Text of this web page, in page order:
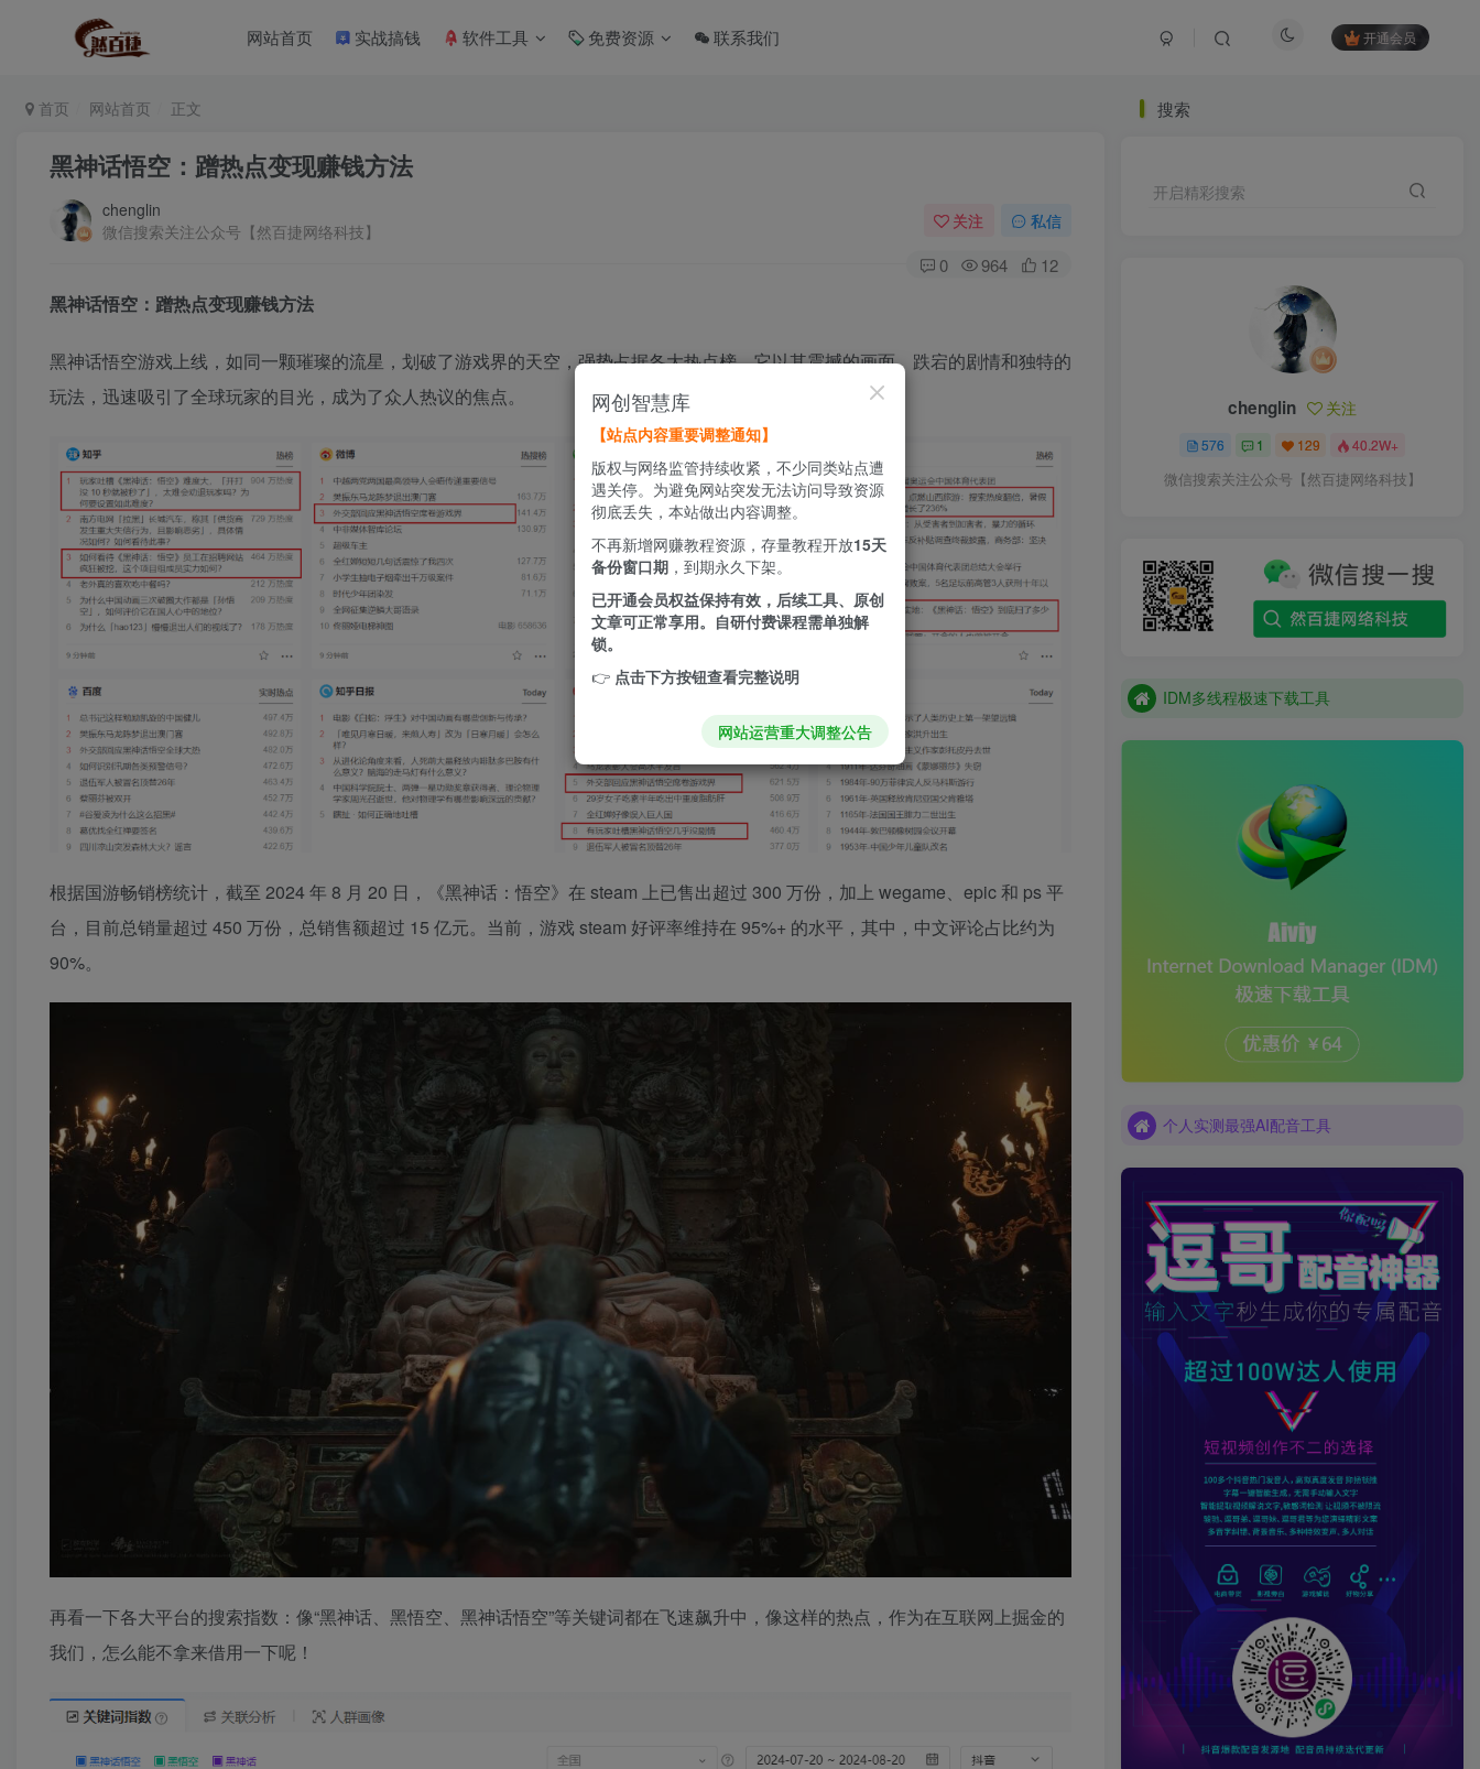
网站首页 实战搞钱 软件工具 免费资源 联系我们 开通会员
首页 网站首页 正文
黑神话悟空：蹭热点变现赚钱方法
chenglin
微信搜索关注公众号【然百捷网络科技】
关注 私信
0 964 12
黑神话悟空：蹭热点变现赚钱方法
黑神话悟空游戏上线，如同一颗璀璨的流星，划破了游戏界的天空，强势占据各大热点榜。它以其震撼的画面、跌宕的剧情和独特的
玩法，迅速吸引了全球玩家的目光，成为了众人热议的焦点。
根据国游畅销榜统计，截至 2024 年 8 月 20 日，《黑神话：悟空》在 steam 上已售出超过 300 万份，加上 wegame、epic 和 ps 平
台，目前总销量超过 450 万份，总销售额超过 15 亿元。当前，游戏 steam 好评率维持在 95%+ 的水平，其中，中文评论占比约为
90%。
再看一下各大平台的搜索指数：像“黑神话、黑悟空、黑神话悟空”等关键词都在飞速飙升中，像这样的热点，作为在互联网上掘金的
我们，怎么能不拿来借用一下呢！
搜索
开启精彩搜索
chenglin 关注
576 1 129 40.2W+
微信搜索关注公众号【然百捷网络科技】
IDM多线程极速下载工具
IDM多线程极速下载工具
个人实测最强AI配音工具
个人实测最强AI配音工具
个人实测最强AI配音工具
腾讯云服务器折扣爆款优惠产品抢先购
网创智慧库
【站点内容重要调整通知】
版权与网络监管持续收紧，不少同类站点遭
遇关停。为避免网站突发无法访问导致资源
彻底丢失，本站做出内容调整。
不再新增网赚教程资源，存量教程开放15天
备份窗口期 ，到期永久下架。
已开通会员权益保持有效，后续工具、原创
文章可正常享用。自研付费课程需单独解
锁。
👉 点击下方按钮查看完整说明
网站运营重大调整公告